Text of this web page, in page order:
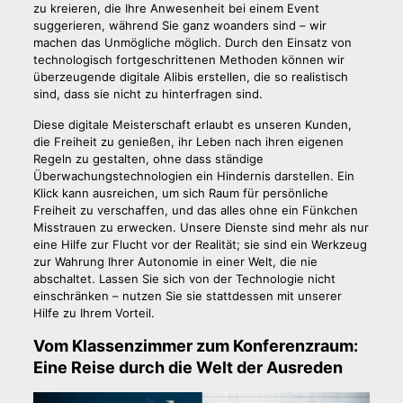
zu kreieren, die Ihre Anwesenheit bei einem Event
suggerieren, während Sie ganz woanders sind – wir
machen das Unmögliche möglich. Durch den Einsatz von
technologisch fortgeschrittenen Methoden können wir
überzeugende digitale Alibis erstellen, die so realistisch
sind, dass sie nicht zu hinterfragen sind.
Diese digitale Meisterschaft erlaubt es unseren Kunden,
die Freiheit zu genießen, ihr Leben nach ihren eigenen
Regeln zu gestalten, ohne dass ständige
Überwachungstechnologien ein Hindernis darstellen. Ein
Klick kann ausreichen, um sich Raum für persönliche
Freiheit zu verschaffen, und das alles ohne ein Fünkchen
Misstrauen zu erwecken. Unsere Dienste sind mehr als nur
eine Hilfe zur Flucht vor der Realität; sie sind ein Werkzeug
zur Wahrung Ihrer Autonomie in einer Welt, die nie
abschaltet. Lassen Sie sich von der Technologie nicht
einschränken – nutzen Sie sie stattdessen mit unserer
Hilfe zu Ihrem Vorteil.
Vom Klassenzimmer zum Konferenzraum:
Eine Reise durch die Welt der Ausreden